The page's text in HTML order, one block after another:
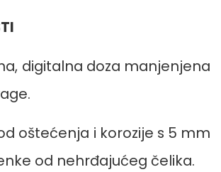
digitalna doza manjenjena
oštećenja i korozije s 5 mm
od nehrđajućeg čelika.